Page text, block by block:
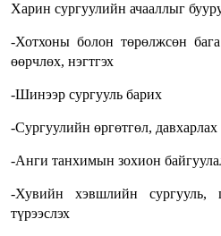
Харин сургуулийн ачааллыг
-Хотхоны болон төрөлжсөн
өөрчлөх, нэгтгэх
-Шинээр сургууль барих
-Сургуулийн өргөтгөл, давхарлах
-Анги танхимын зохион
-Хувийн хэвшлийн сургууль,
түрээслэх